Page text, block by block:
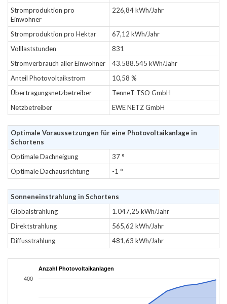
Stromproduktion pro
Einwohner
226,84 kWh/Jahr
Stromproduktion pro Hektar
67,12 kWh/Jahr
Volllaststunden
831
Stromverbrauch aller Einwohner
43.588.545 kWh/Jahr
Anteil Photovoltaikstrom
10,58 %
Übertragungsnetzbetreiber
TenneT TSO GmbH
Netzbetreiber
EWE NETZ GmbH
Optimale Voraussetzungen für eine Photovoltaikanlage in
Schortens
Optimale Dachneigung
37 °
Optimale Dachausrichtung
-1 °
Sonneneinstrahlung in Schortens
Globalstrahlung
1.047,25 kWh/Jahr
Direktstrahlung
565,62 kWh/Jahr
Diffusstrahlung
481,63 kWh/Jahr
Anzahl Photovoltaikanlagen
400